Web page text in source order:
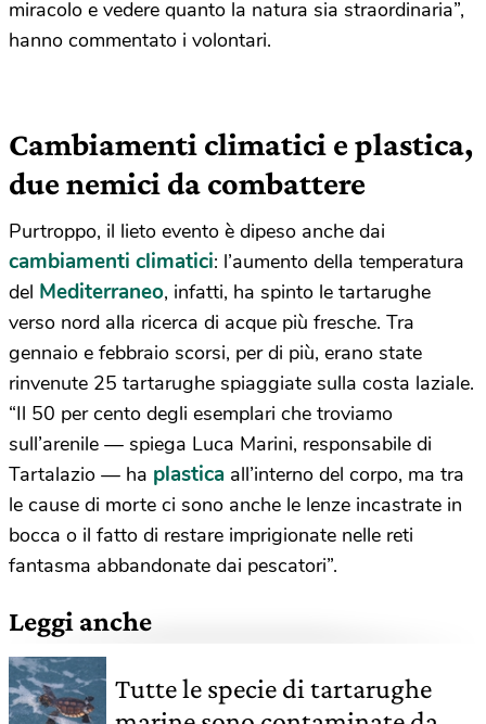
miracolo e vedere quanto la natura sia straordinaria”,
hanno commentato i volontari.
Cambiamenti climatici e plastica,
due nemici da combattere
Purtroppo, il lieto evento è dipeso anche dai
cambiamenti climatici: l’aumento della temperatura
del Mediterraneo, infatti, ha spinto le tartarughe
verso nord alla ricerca di acque più fresche. Tra
gennaio e febbraio scorsi, per di più, erano state
rinvenute 25 tartarughe spiaggiate sulla costa laziale.
“Il 50 per cento degli esemplari che troviamo
sull’arenile — spiega Luca Marini, responsabile di
Tartalazio — ha plastica all’interno del corpo, ma tra
le cause di morte ci sono anche le lenze incastrate in
bocca o il fatto di restare imprigionate nelle reti
fantasma abbandonate dai pescatori”.
Leggi anche
Tutte le specie di tartarughe